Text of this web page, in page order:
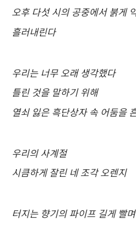
오후 다섯 시의 공중에서 붉게
흘러내린다
우리는 너무 오래 생각했다
틀린 것을 말하기 위해
열쇠 잃은 흑단상자 속 어둠을
우리의 사계절
시큼하게 잘린 네 조각 오렌지
터지는 향기의 파이프 길게 빨